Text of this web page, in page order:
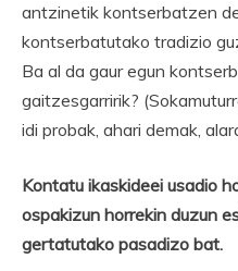
antzinetik kontserbatzen
kontserbatutako tradizio
Ba al da gaur egun
gaitzesgarririk?
idi probak, ahari demak,
Kontatu ikaskideei usadio
ospakizun horrekin duzun
gertatutako pasadizo bat.